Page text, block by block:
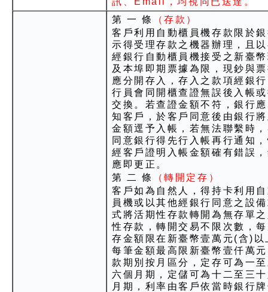
第 一 條
（存款）
客戶利用自動櫃員機存款限於
示得受理存款之機器辦理，且
經銀行自動櫃員機接受之新臺
及本埠即期票據為限，現鈔與
應分開存入，存入之款項經銀
行員會同開櫃查證無誤後入帳
交換。若查證金額不符，銀行
知客戶，於客戶同意後由銀行
金額逕予入帳，若無法聯繫時
同意銀行得先行入帳再行通知
經客戶證明入帳金額確有錯誤
應即更正。
第 二 條
（轉開定存）
客戶如為自然人，得持卡利用
員機或以其他經銀行同意之設
式將活期性存款轉開為無存單
性存款，轉開交易不限次數，
存金額限在新臺幣壹萬元(含)以
每筆金額最高限新臺幣壹仟萬
款期別按月區分，定存可為一
六個月期，定儲可為十二至三
月期，利率由客戶依當時銀行